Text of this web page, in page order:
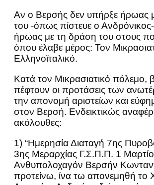
Αν ο Βερσής δεν υπήρξε ήρωας
του -όπως πίστευε ο
ήρωας με τη δράση του στους
όπου έλαβε μέρος: Τον
Ελληνοϊταλικό.
Κατά τον Μικρασιατικό πόλεμο,
πέφτουν οι προτάσεις των
την απονομή αριστείων και
στον Βερσή. Ενδεικτικώς
ακόλουθες:
1) “Ημερησία Διαταγή 7ης
3ης Μεραρχίας Γ.Σ.Π.Π. 1
Ανθυπολοχαγόν Βερσήν
προτείνω, ίνα τω απονεμηθή το